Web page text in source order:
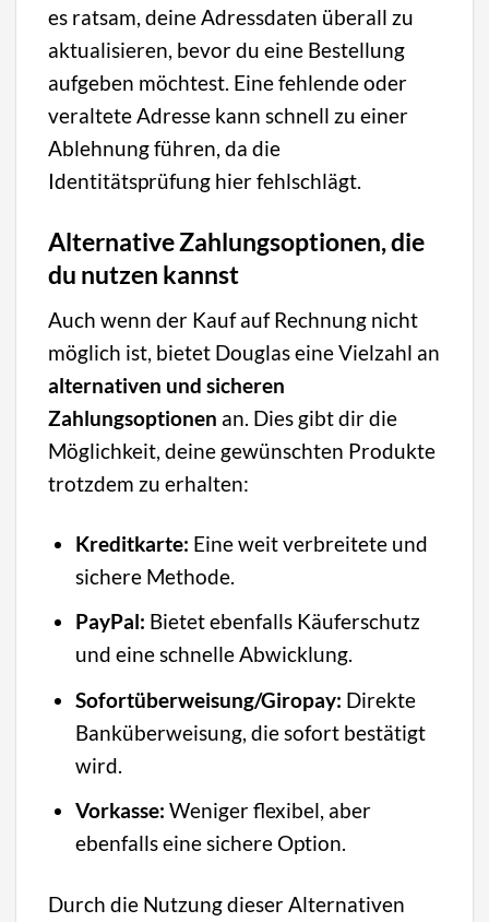
es ratsam, deine Adressdaten überall zu
aktualisieren, bevor du eine Bestellung
aufgeben möchtest. Eine fehlende oder
veraltete Adresse kann schnell zu einer
Ablehnung führen, da die
Identitätsprüfung hier fehlschlägt.
Alternative Zahlungsoptionen, die
du nutzen kannst
Auch wenn der Kauf auf Rechnung nicht
möglich ist, bietet Douglas eine Vielzahl an
alternativen und sicheren
Zahlungsoptionen an. Dies gibt dir die
Möglichkeit, deine gewünschten Produkte
trotzdem zu erhalten:
Kreditkarte: Eine weit verbreitete und
sichere Methode.
PayPal: Bietet ebenfalls Käuferschutz
und eine schnelle Abwicklung.
Sofortüberweisung/Giropay: Direkte
Banküberweisung, die sofort bestätigt
wird.
Vorkasse: Weniger flexibel, aber
ebenfalls eine sichere Option.
Durch die Nutzung dieser Alternativen